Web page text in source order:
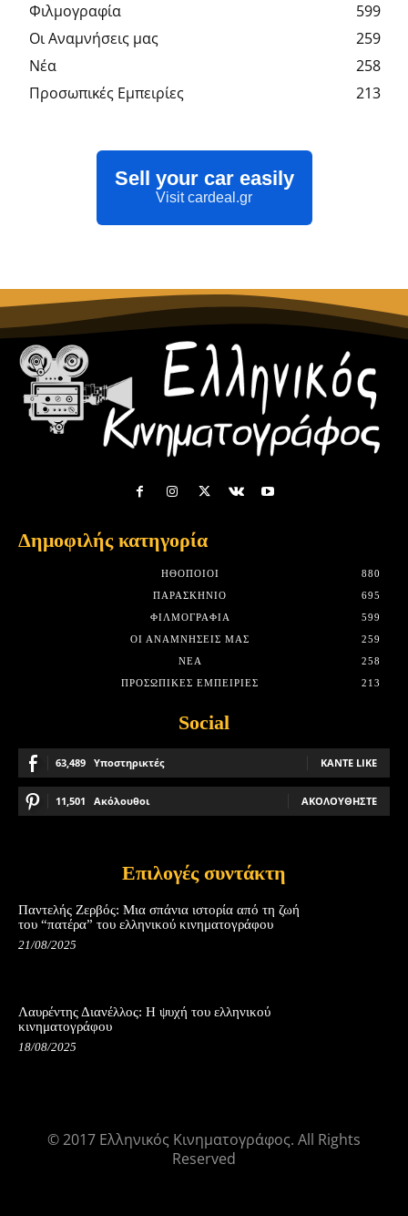
Φιλμογραφία
599
Οι Αναμνήσεις μας
259
Νέα
258
Προσωπικές Εμπειρίες
213
Sell your car easily
Visit cardeal.gr
Δημοφιλής κατηγορία
HΘΟΠΟΙΟΊ
880
ΠΑΡΑΣΚΉΝΙΟ
695
ΦΙΛΜΟΓΡΑΦΊΑ
599
ΟΙ ΑΝΑΜΝΉΣΕΙΣ ΜΑΣ
259
ΝΈΑ
258
ΠΡΟΣΩΠΙΚΈΣ ΕΜΠΕΙΡΊΕΣ
213
Social
63,489 Υποστηρικτές ΚΆΝΤΕ LIKE
11,501 Ακόλουθοι ΑΚΟΛΟΥΘΉΣΤΕ
Επιλογές συντάκτη
Παντελής Ζερβός: Μια σπάνια ιστορία από τη ζωή
του “πατέρα” του ελληνικού κινηματογράφου
21/08/2025
Λαυρέντης Διανέλλος: Η ψυχή του ελληνικού
κινηματογράφου
18/08/2025
© 2017 Ελληνικός Κινηματογράφος. All Rights
Reserved